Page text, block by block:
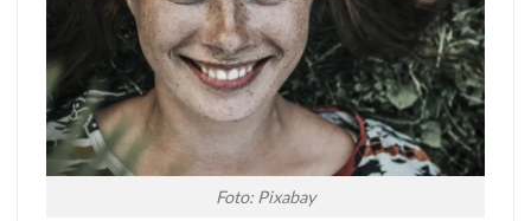
Foto: Pixabay